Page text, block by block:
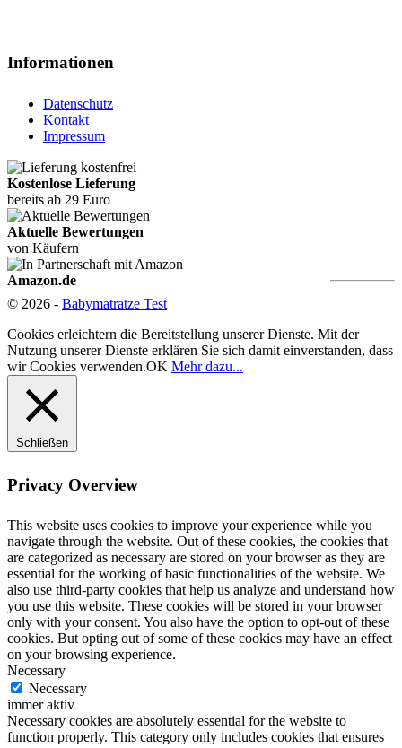
Informationen
Datenschutz
Kontakt
Impressum
Kostenlose Lieferung
bereits ab 29 Euro
Aktuelle Bewertungen
von Käufern
Amazon.de
© 2026 - Babymatratze Test
Cookies erleichtern die Bereitstellung unserer Dienste. Mit der
Nutzung unserer Dienste erklären Sie sich damit einverstanden, dass
wir Cookies verwenden.OK Mehr dazu...
Schließen
Privacy Overview
This website uses cookies to improve your experience while you
navigate through the website. Out of these cookies, the cookies that
are categorized as necessary are stored on your browser as they are
essential for the working of basic functionalities of the website. We
also use third-party cookies that help us analyze and understand how
you use this website. These cookies will be stored in your browser
only with your consent. You also have the option to opt-out of these
cookies. But opting out of some of these cookies may have an effect
on your browsing experience.
Necessary
Necessary
immer aktiv
Necessary cookies are absolutely essential for the website to
function properly. This category only includes cookies that ensures